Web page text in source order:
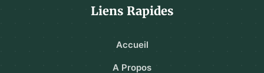
Liens Rapides
Accueil
A Propos